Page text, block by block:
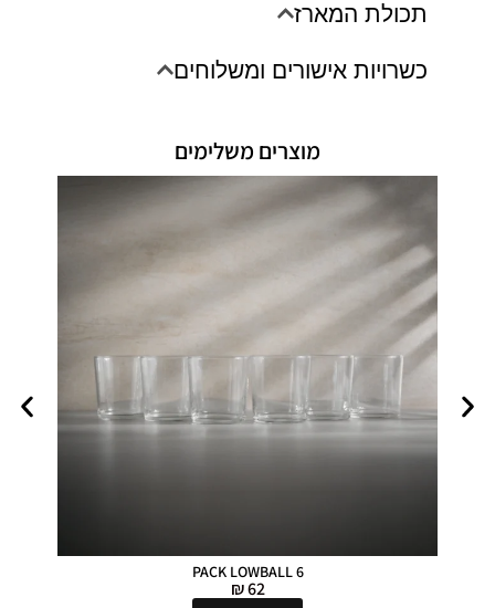
תכולת המארז
כשרויות אישורים ומשלוחים
מוצרים משלימים
PACK LOWBALL 6
62
₪